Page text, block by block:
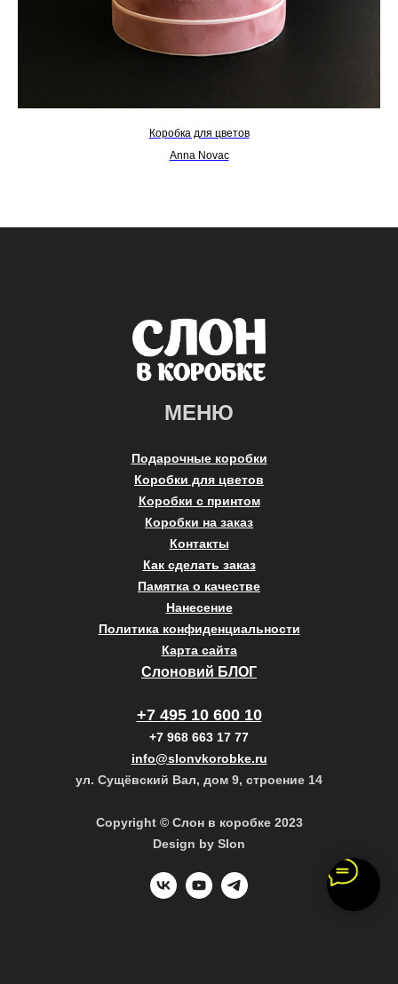
Коробка для цветов
Anna Novac
МЕНЮ
Подарочные коробки
Коробки для цветов
Коробки с принтом
Коробки на заказ
Контакты
Как сделать заказ
Памятка о качестве
Нанесение
Политика конфиденциальности
Карта сайта
Слоновий БЛОГ
+7 495 10 600 10
+7 968 663 17 77
info@slonvkorobke.ru
ул. Сущёвский Вал, дом 9, строение 14
Copyright © Слон в коробке 2023
Design by Slon